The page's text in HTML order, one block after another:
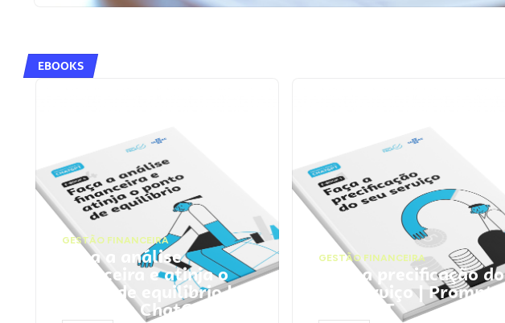
EBOOKS
GESTÃO FINANCEIRA
Faça a análise
financeira e atinja o
ponto de equilíbrio |
Prompts ChatGPT
GESTÃO FINANCEIRA
Faça a precificação do
seu serviço | Prompts
ChatGPT